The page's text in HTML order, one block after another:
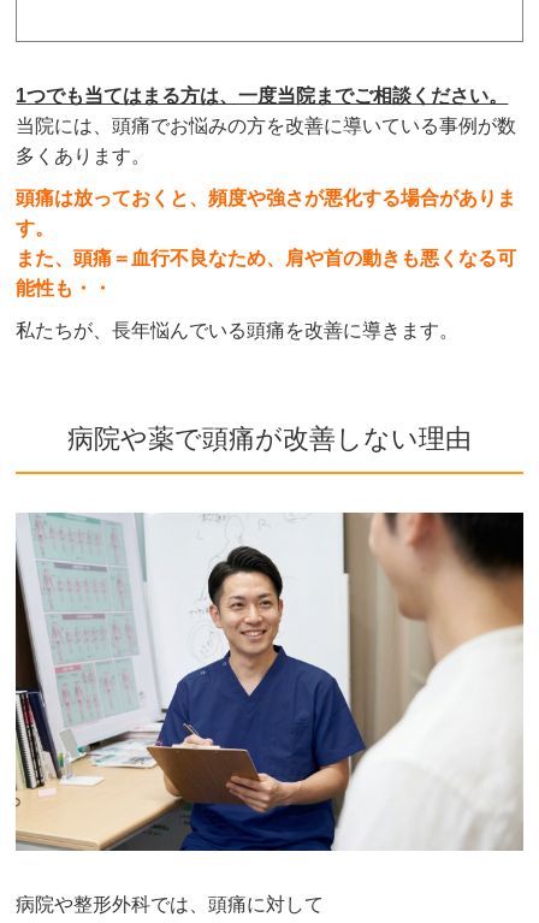
1つでも当てはまる方は、一度当院までご相談ください。
当院には、頭痛でお悩みの方を改善に導いている事例が数
多くあります。
頭痛は放っておくと、頻度や強さが悪化する場合がありま
す。
また、頭痛＝血行不良なため、肩や首の動きも悪くなる可
能性も・・
私たちが、長年悩んでいる頭痛を改善に導きます。
病院や薬で頭痛が改善しない理由
病院や整形外科では、頭痛に対して